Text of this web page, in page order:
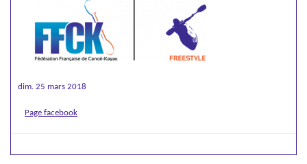
dim. 25 mars 2018
Page facebook